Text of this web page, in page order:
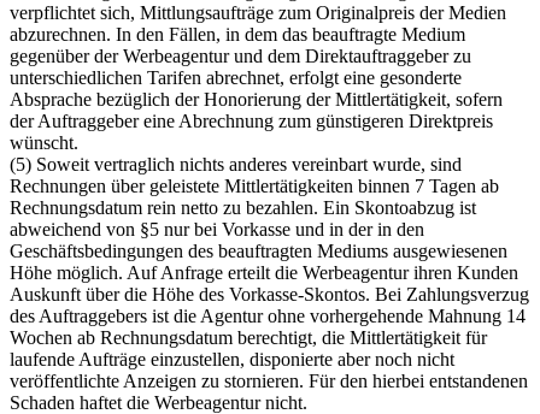
verpflichtet sich, Mittlungsaufträge zum Originalpreis der Medien
abzurechnen. In den Fällen, in dem das beauftragte Medium
gegenüber der Werbeagentur und dem Direktauftraggeber zu
unterschiedlichen Tarifen abrechnet, erfolgt eine gesonderte
Absprache bezüglich der Honorierung der Mittlertätigkeit, sofern
der Auftraggeber eine Abrechnung zum günstigeren Direktpreis
wünscht.
(5) Soweit vertraglich nichts anderes vereinbart wurde, sind
Rechnungen über geleistete Mittlertätigkeiten binnen 7 Tagen ab
Rechnungsdatum rein netto zu bezahlen. Ein Skontoabzug ist
abweichend von §5 nur bei Vorkasse und in der in den
Geschäftsbedingungen des beauftragten Mediums ausgewiesenen
Höhe möglich. Auf Anfrage erteilt die Werbeagentur ihren Kunden
Auskunft über die Höhe des Vorkasse-Skontos. Bei Zahlungsverzug
des Auftraggebers ist die Agentur ohne vorhergehende Mahnung 14
Wochen ab Rechnungsdatum berechtigt, die Mittlertätigkeit für
laufende Aufträge einzustellen, disponierte aber noch nicht
veröffentlichte Anzeigen zu stornieren. Für den hierbei entstandenen
Schaden haftet die Werbeagentur nicht.